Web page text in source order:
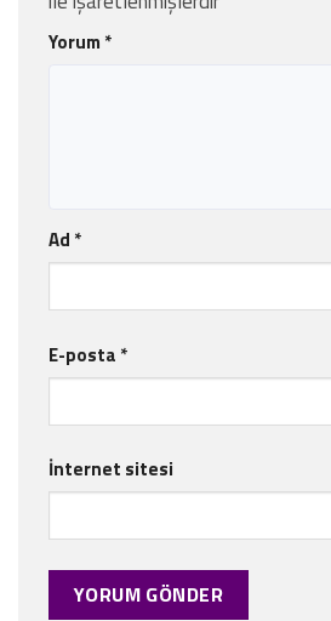
Yorum *
Ad *
E-posta *
İnternet sitesi